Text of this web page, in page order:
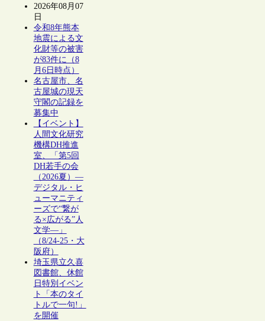
2026年08月07
日
令和8年熊本
地震による文
化財等の被害
が83件に（8
月6日時点）
名古屋市、名
古屋城の現天
守閣の記録を
募集中
【イベント】
人間文化研究
機構DH推進
室、「第5回
DH若手の会
（2026夏）―
デジタル・ヒ
ューマニティ
ーズで“繋が
る×広がる”人
文学―」
（8/24-25・大
阪府）
埼玉県立久喜
図書館、休館
日特別イベン
ト「本のタイ
トルで一句!」
を開催